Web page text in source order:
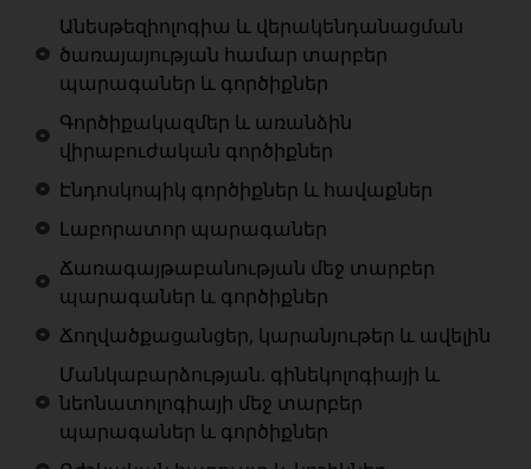
Անեսթեզիոլոգիա և վերակենդանացման
ծառայայության համար տարբեր
պարագաներ և գործիքներ
Գործիքակազմեր և առանձին
վիրաբուժական գործիքներ
Էնդոսկոպիկ գործիքներ և հավաքներ
Լաբորատոր պարագաներ
Ճառագայթաբանության մեջ տարբեր
պարագաներ և գործիքներ
Ճողվածքացանցեր, կարանյութեր և ավելին
Մանկաբարձության. գինեկոլոգիայի և
նեոնատոլոգիայի մեջ տարբեր
պարագաներ և գործիքներ